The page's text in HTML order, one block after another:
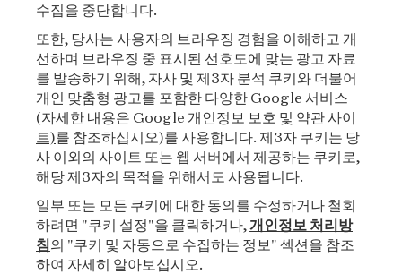
뉴욕 도쿄
뉴스레터 구독
구독하기
수집을 중단합니다.
또한, 당사는 사용자의 브라우징 경험을 이해하고 개
선하며 브라우징 중 표시된 선호도에 맞는 광고 자료
를 발송하기 위해, 자사 및 제3자 분석 쿠키와 더불어
개인 맞춤형 광고를 포함한 다양한 Google 서비스
(자세한 내용은 Google 개인정보 보호 및 약관 사이
트)를 참조하십시오)를 사용합니다. 제3자 쿠키는 당
사 이외의 사이트 또는 웹 서버에서 제공하는 쿠키로,
해당 제3자의 목적을 위해서도 사용됩니다.
일부 또는 모든 쿠키에 대한 동의를 수정하거나 철회
하려면 "쿠키 설정"을 클릭하거나,개인정보 처리방
침의 "쿠키 및 자동으로 수집하는 정보" 섹션을 참조
하여 자세히 알아보십시오.